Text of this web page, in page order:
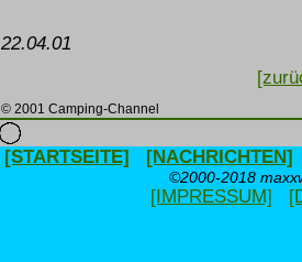
22.04.01
© 2001 Camping-Channel
[STARTSEITE] [NACHRICHTEN]
©2000-2018
[IMPRESSUM]